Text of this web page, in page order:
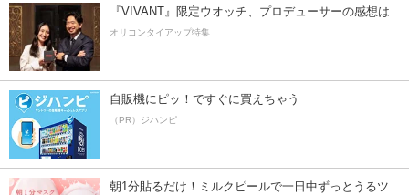
『VIVANT』限定ウオッチ、プロデューサーの感想は
オリコンタイアップ特集
自販機にピッ！ですぐに買えちゃう
（PR）ジハンピ
朝1分貼るだけ！ミルクピールで一日中ずっとうるツ